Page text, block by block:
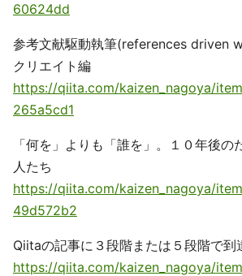
60624dd
参考文献駆動執筆(references driven
クリエイト編
https://qiita.com/kaizen_nagoya/
265a5cd1
「何を」よりも「誰を」。１０年後の
人たち
https://qiita.com/kaizen_nagoya/
49d572b2
Qiitaの記事に３段階または５段階で到
https://qiita.com/kaizen_nagoya/